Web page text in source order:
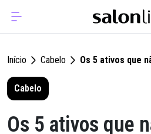
Início Cabelo
Os 5 ativos que
Cabelo
Os 5 ativos que